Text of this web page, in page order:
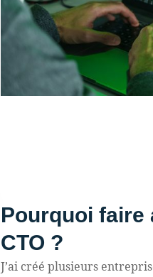
Pourquoi faire
CTO ?
J’ai créé plusieurs